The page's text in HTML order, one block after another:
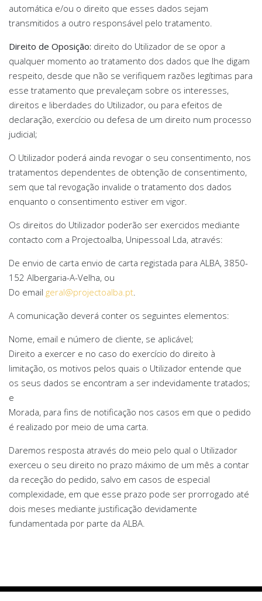
automática e/ou o direito que esses dados sejam
transmitidos a outro responsável pelo tratamento.
Direito de Oposição: direito do Utilizador de se opor a
qualquer momento ao tratamento dos dados que lhe digam
respeito, desde que não se verifiquem razões legítimas para
esse tratamento que prevaleçam sobre os interesses,
direitos e liberdades do Utilizador, ou para efeitos de
declaração, exercício ou defesa de um direito num processo
judicial;
O Utilizador poderá ainda revogar o seu consentimento, nos
tratamentos dependentes de obtenção de consentimento,
sem que tal revogação invalide o tratamento dos dados
enquanto o consentimento estiver em vigor.
Os direitos do Utilizador poderão ser exercidos mediante
contacto com a Projectoalba, Unipessoal Lda, através:
De envio de carta envio de carta registada para ALBA, 3850-
152 Albergaria-A-Velha, ou
Do email geral@projectoalba.pt
A comunicação deverá conter os seguintes elementos:
Nome, email e número de cliente, se aplicável;
Direito a exercer e no caso do exercício do direito à
limitação, os motivos pelos quais o Utilizador entende que
os seus dados se encontram a ser indevidamente tratados;
e
Morada, para fins de notificação nos casos em que o pedido
é realizado por meio de uma carta.
Daremos resposta através do meio pelo qual o Utilizador
exerceu o seu direito no prazo máximo de um mês a contar
da receção do pedido, salvo em casos de especial
complexidade, em que esse prazo pode ser prorrogado até
dois meses mediante justificação devidamente
fundamentada por parte da ALBA.